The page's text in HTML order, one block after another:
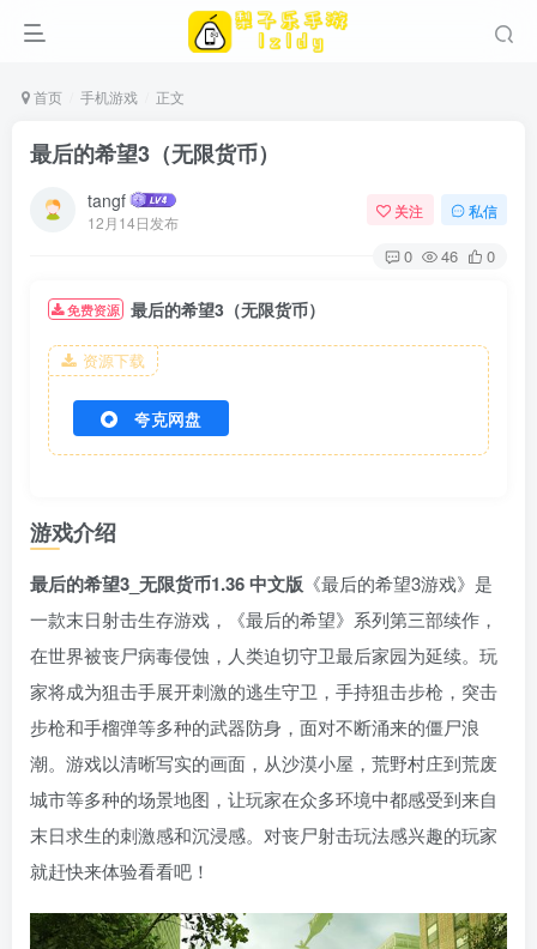
首页 手机游戏 正文
最后的希望3（无限货币）
tangf
12月14日发布
关注 私信
0 46 0
免费资源 最后的希望3（无限货币）
资源下载
夸克网盘
游戏介绍
最后的希望3_无限货币1.36 中文版 《最后的希望3游戏》是
一款末日射击生存游戏，《最后的希望》系列第三部续作，
在世界被丧尸病毒侵蚀，人类迫切守卫最后家园为延续。玩
家将成为狙击手展开刺激的逃生守卫，手持狙击步枪，突击
步枪和手榴弹等多种的武器防身，面对不断涌来的僵尸浪
潮。游戏以清晰写实的画面，从沙漠小屋，荒野村庄到荒废
城市等多种的场景地图，让玩家在众多环境中都感受到来自
末日求生的刺激感和沉浸感。对丧尸射击玩法感兴趣的玩家
就赶快来体验看看吧！